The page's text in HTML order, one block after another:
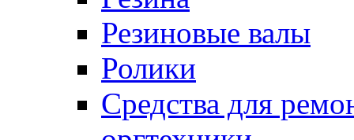
Резиновые валы
Ролики
Средства для